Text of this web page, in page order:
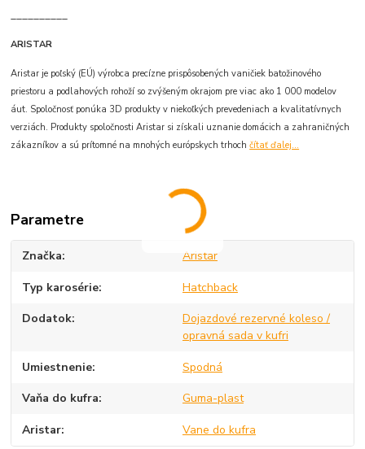
ARISTAR
Aristar je poľský (EÚ) výrobca precízne prispôsobených vaničiek batožinového
priestoru a podlahových rohoží so zvýšeným okrajom pre viac ako 1 000 modelov
áut. Spoločnosť ponúka 3D produkty v niekoľkých prevedeniach a kvalitatívnych
verziách. Produkty spoločnosti Aristar si získali uznanie domácich a zahraničných
zákazníkov a sú prítomné na mnohých európskych trhochčítať ďalej...
Parametre
Značka Aristar
Typ karosérie Hatchback
Dodatok
Dojazdové rezervné koleso /
opravná sada v kufri
Umiestnenie Spodná
Vaňa do kufra Guma-plast
Aristar Vane do kufra